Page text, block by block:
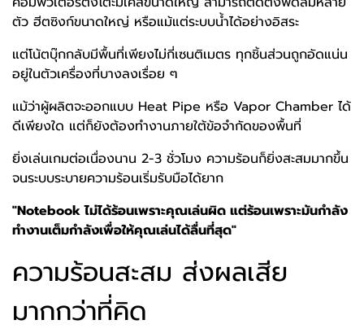
ตัว ฮีตซิงก์ขนาดใหญ่ หรือแม้แต่ระบบน้ำได้อย่างอิสระ
แต่โน้ตบุ๊กกลับมีพื้นที่เพียงไม่กี่เซนติเมตร ทุกชิ้นส่วนถูกอัดแน่น
อยู่ในตัวเครื่องที่บางลงเรื่อย ๆ
แม้ว่าผู้ผลิตจะออกแบบ Heat Pipe หรือ Vapor Chamber ได้
ดีเพียงใด แต่ก็ยังต้องทำงานภายใต้ข้อจำกัดของพื้นที่
ยิ่งเล่นเกมต่อเนื่องนาน 2-3 ชั่วโมง ความร้อนก็ยิ่งสะสมมากขึ้น
จนระบบระบายความร้อนเริ่มรับมือได้ยาก
"Notebook ไม่ได้ร้อนเพราะคุณเล่นผิด แต่ร้อนเพราะมันกำลัง
ทำงานเต็มกำลังเพื่อให้คุณเล่นได้ลื่นที่สุด"
ความร้อนสะสม ส่งผลเสีย
มากกว่าที่คิด